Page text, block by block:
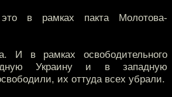
в рамках пакта Молотова-
И в рамках освободительного
Украину и в западную
их оттуда всех убрали.